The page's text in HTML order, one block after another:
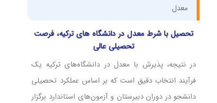
معدل
تحصیل با شرط معدل در دانشگاه های ترکیه، فرصت
تحصیلی عالی
در نتیجه، پذیرش با معدل در دانشگاه‌های ترکیه یک
فرآیند انتخاب دقیق است که بر اساس عملکرد تحصیلی
دانشجو در دوران دبیرستان و آزمون‌های استاندارد برگزار